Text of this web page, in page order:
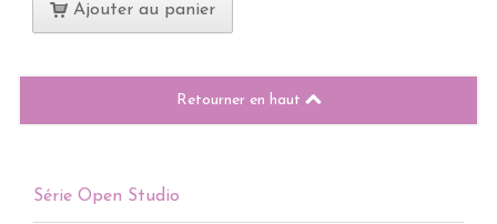
Ajouter au panier
Retourner en haut
Série Open Studio